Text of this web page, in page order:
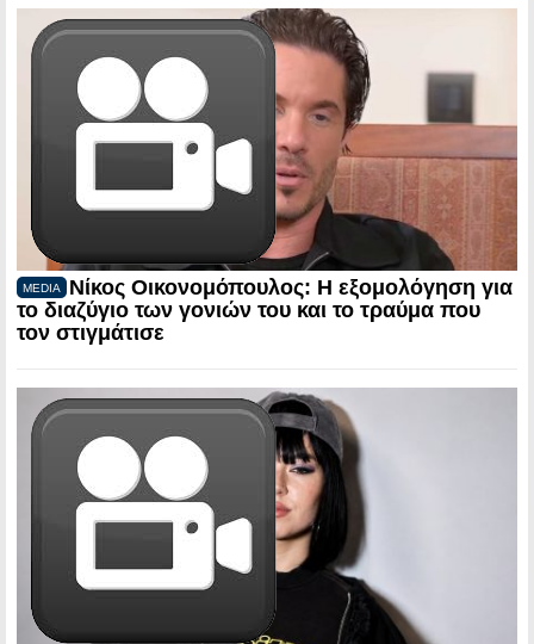
MEDIA
Νίκος Οικονομόπουλος: Η εξομολόγηση για
το διαζύγιο των γονιών του και το τραύμα που
τον στιγμάτισε